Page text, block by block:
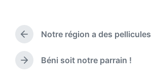
t
e
d
n
g
e
w
P
r
e
v
Notre région a des pellicules
N
Béni soit notre parrain !